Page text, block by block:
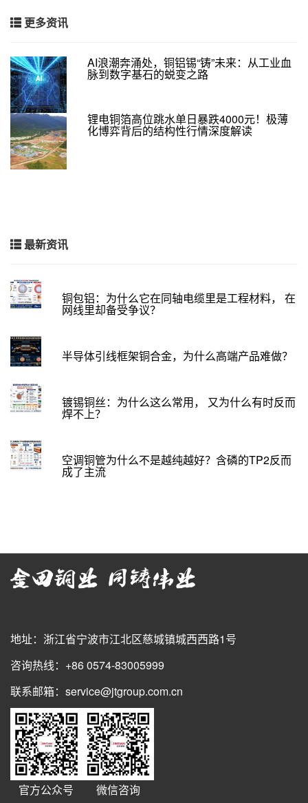
更多资讯
AI浪潮奔涌处，铜铝锡“铸”未来：从工业血
脉到数字基石的蜕变之路
锂电铜箔高位跳水单日暴跌4000元！极薄
化博弈背后的结构性行情深度解读
最新资讯
铜包铝：为什么它在同轴电缆里是工程材料， 在
网线里却备受争议？
半导体引线框架铜合金，为什么高端产品难做？
镀锡铜丝：为什么这么常用， 又为什么有时反而
焊不上？
空调铜管为什么不是越纯越好？含磷的TP2反而
成了主流
地址：浙江省宁波市江北区慈城镇城西西路1号
咨询热线：+86 0574-83005999
联系邮箱：service@jtgroup.com.cn
官方公众号 微信咨询